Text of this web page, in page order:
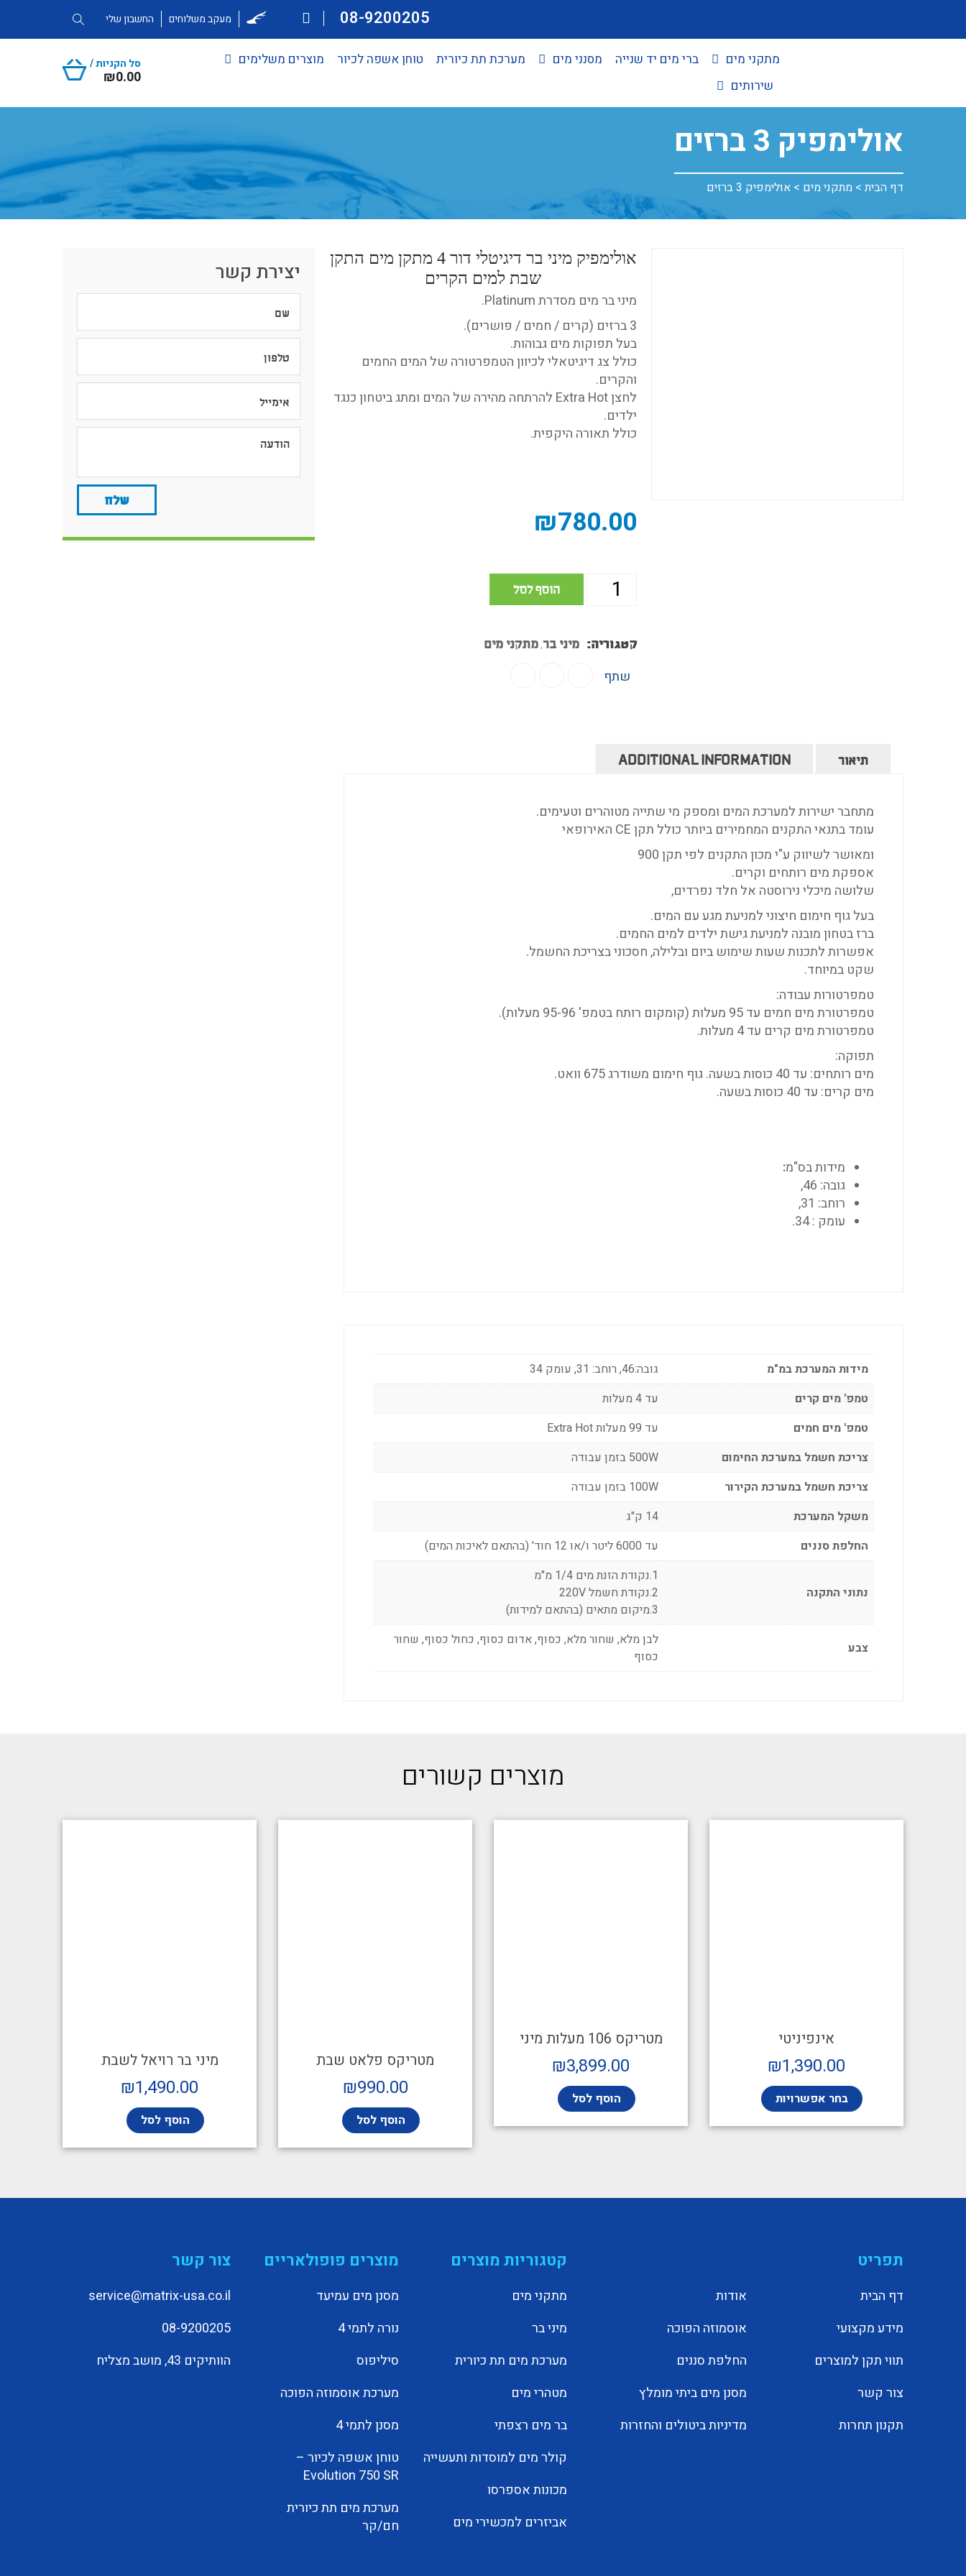
08-9200205 החשבון שלי מעקב משלוחים
מתקני מים ברי מים יד שנייה מסנני מים מערכת תת כיורית טוחן אשפה לכיור
מוצרים משלימים
שירותים
סל הקניות /
₪0.00
אולימפיק 3 ברזים
דף הבית> מתקני מים > אולימפיק 3 ברזים
יצירת קשר
אולימפיק מיני בר דיגיטלי דור 4 מתקן מים התקן
שבת למים הקרים
מיני בר מים מסדרת Platinum.
3 ברזים (קרים / חמים / פושרים).
בעל תפוקות מים גבוהות.
כולל צג דיגיטאלי לכיוון הטמפרטורה של המים החמים
והקרים.
לחצן Extra Hot להרתחה מהירה של המים ומתג ביטחון כנגד
ילדים.
כולל תאורה היקפית.
₪780.00
הוסף לסל
קטגוריה: מיני בר,מתקני מים
שתף
תיאור ADDITIONAL INFORMATION
מתחבר ישירות למערכת המים ומספק מי שתייה מטוהרים וטעימים.
עומד בתנאי התקנים המחמירים ביותר כולל תקן CE האירופאי
ומאושר לשיווק ע"י מכון התקנים לפי תקן 900
אספקת מים רותחים וקרים.
שלושה מיכלי נירוסטה אל חלד נפרדים,
בעל גוף חימום חיצוני למניעת מגע עם המים.
ברז בטחון מובנה למניעת גישת ילדים למים החמים.
אפשרות לתכנות שעות שימוש ביום ובלילה, חסכוני בצריכת החשמל.
שקט במיוחד.
טמפרטורות עבודה:
טמפרטורת מים חמים עד 95 מעלות (קומקום רותח בטמפ' 95-96 מעלות).
טמפרטורת מים קרים עד 4 מעלות.
תפוקה:
מים רותחים: עד 40 כוסות בשעה. גוף חימום משודרג 675 וואט.
מים קרים: עד 40 כוסות בשעה.
מידות בס"מ:
גובה: 46,
רוחב: 31,
עומק : 34.
מידות המערכת במ"מ
גובה:46, רוחב: 31, עומק 34
טמפ' מים קרים
עד 4 מעלות
טמפ' מים חמים
עד 99 מעלות Extra Hot
צריכת חשמל במערכת החימום
500W בזמן עבודה
צריכת חשמל במערכת הקירור
100W בזמן עבודה
משקל המערכת
14 ק"ג
החלפת סננים
עד 6000 ליטר ו/או 12 חוד' (בהתאם לאיכות המים)
נתוני התקנה
1.נקודת הזנת מים 1/4 מ"מ
2.נקודת חשמל 220V
3.מיקום מתאים (בהתאם למידות)
צבע
לבן מלא, שחור מלא, כסוף, אדום כסוף, כחול כסוף, שחור
כסוף
מוצרים קשורים
אינפיניטי
₪1,390.00
בחר אפשרויות
מטריקס 106 מעלות מיני
₪3,899.00
הוסף לסל
מטריקס פלאט שבת
₪990.00
הוסף לסל
מיני בר רויאל לשבת
₪1,490.00
הוסף לסל
תפריט
דף הבית
אודות
מידע מקצועי
אוסמוזה הפוכה
תווי תקן למוצרים
החלפת סננים
צור קשר
מסנן מים ביתי מומלץ
תקנון תחרות
מדיניות ביטולים והחזרות
קטגוריות מוצרים
מתקני מים
מיני בר
מערכת מים תת כיורית
מטהרי מים
בר מים רצפתי
קולר מים למוסדות ותעשייה
מכונות אספרסו
אביזרים למכשירי מים
מוצרים פופולאריים
מסנן מים עמיעד
נורה לתמי 4
סיליפוס
מערכת אוסמוזה הפוכה
מסנן לתמי 4
טוחן אשפה לכיור –
Evolution 750 SR
מערכת מים תת כיורית
חם/קר
צור קשר
service@matrix-usa.co.il
08-9200205
הוותיקים 43, מושב מצליח